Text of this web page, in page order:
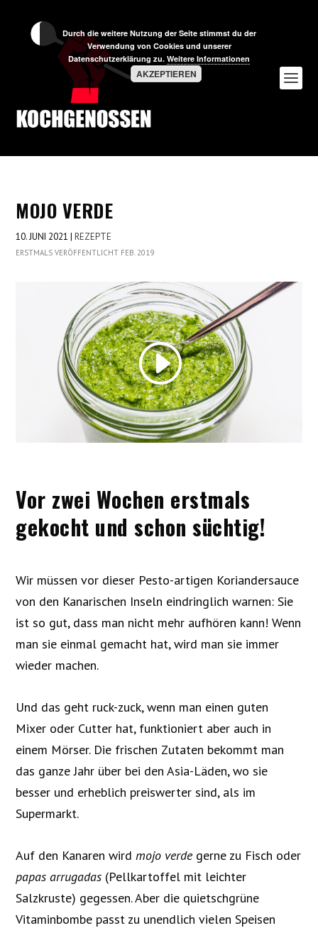
MOJO VERDE
10. JUNI 2021 |REZEPTE
ERSTMALS VERÖFFENTLICHT FEB. 2019
Vor zwei Wochen erstmals
gekocht und schon süchtig!
Wir müssen vor dieser Pesto-artigen Koriandersauce
von den Kanarischen Inseln eindringlich warnen: Sie
ist so gut, dass man nicht mehr aufhören kann! Wenn
man sie einmal gemacht hat, wird man sie immer
wieder machen.
Und das geht ruck-zuck, wenn man einen guten
Mixer oder Cutter hat, funktioniert aber auch in
einem Mörser. Die frischen Zutaten bekommt man
das ganze Jahr über bei den Asia-Läden, wo sie
besser und erheblich preiswerter sind, als im
Supermarkt.
Auf den Kanaren wird mojo verdegerne zu Fisch oder
papas arrugadas (Pellkartoffel mit leichter
Salzkruste) gegessen. Aber die quietschgrüne
Vitaminbombe passt zu unendlich vielen Speisen
Durch die weitere Nutzung der Seite stimmst du der
Verwendung von Cookies und unserer
Datenschutzerklärung zu. Weitere Informationen
AKZEPTIEREN